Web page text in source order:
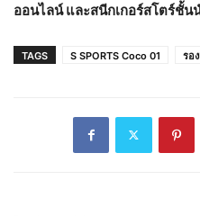
ออนไลน์ และสนีกเกอร์สโตร์ชั้น
TAGS S SPORTS Coco 01 รอ